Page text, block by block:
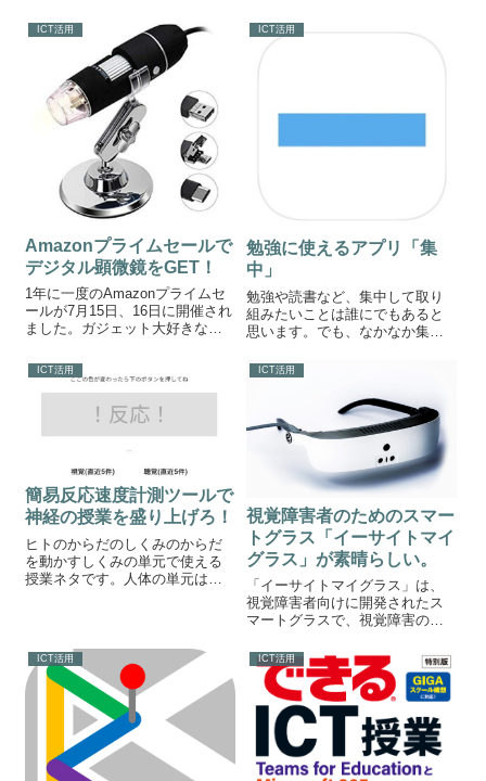
iwork10 ProALLDOCUBEは、ノ
ートPCやタブレットなどを中心
に扱っている中国のブ...
知ったのですが「iPho...
ICT活用
Amazonプライムセールで
デジタル顕微鏡をGET！
1年に一度のAmazonプライムセ
ールが7月15日、16日に開催され
ました。ガジェット大好きなふ
らいセール品を物色しました
（笑）そんな中、ふたばの目に
止まったのがこちらの商品です♪
デジタル顕微鏡（マイクロスコ
ープ...
ICT活用
勉強に使えるアプリ「集
中」
勉強や読書など、集中して取り
組みたいことは誰にでもあると
思います。でも、なかなか集中
決してくれるアプリ「集中」を
中」は、集中したいことに対し
ての取り組みをサポートしてく
れます。ipho...
ICT活用
簡易反応速度計測ツールで
神経の授業を盛り上げろ！
ヒトのからだのしくみのからだ
を動かすしくみの単元で使える
授業ネタです。人体の単元は実
に楽しく行うためのiCTツール簡
易反応速度計測ツールをご紹介
します。簡易...
ICT活用
視覚障害者のためのスマー
トグラス「イーサイトマイ
グラス」が素晴らしい。
「イーサイトマイグラス」は、
視覚障害者向けに開発されたス
マートグラスで、視覚障害のあ
を目的に作られました。イーサ
イトマイグラスでできることヘ
ッドセットに高速高解像度カメ
ラが埋め込まれており、ユーザ
ーはディスプレイ...
ICT活用 ICT活用